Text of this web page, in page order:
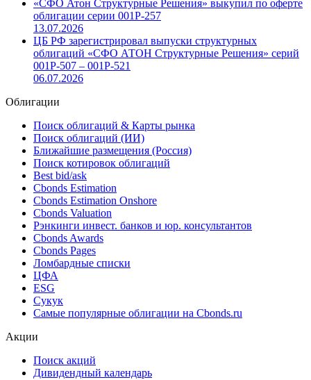
«СФО Атон Структурные Решения» выкупил по оферте
облигации серии 001Р-257
13.07.2026
ЦБ РФ зарегистрировал выпуски структурных
облигаций «СФО АТОН Структурные Решения» серий
001P-507 – 001P-521
06.07.2026
Облигации
Поиск облигаций & Карты рынка
Поиск облигаций (ИИ)
Ближайшие размещения (Россия)
Поиск котировок облигаций
Best bid/ask
Cbonds Estimation
Cbonds Estimation Onshore
Cbonds Valuation
Рэнкинги инвест. банков и юр. консультантов
Cbonds Awards
Cbonds Pages
Ломбардные списки
ЦФА
ESG
Сукук
Самые популярные облигации на Cbonds.ru
Акции
Поиск акций
Дивидендный календарь